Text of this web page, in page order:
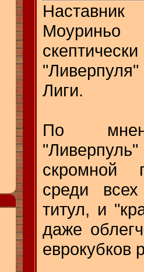
Моуриньо
Лиги.
По
скромной
среди
титул, и
даже
еврокубков